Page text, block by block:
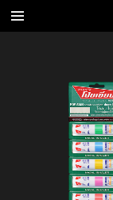
Zum
Hauptinhalt